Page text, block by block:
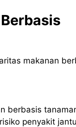
makanan
berbasis
penyakit